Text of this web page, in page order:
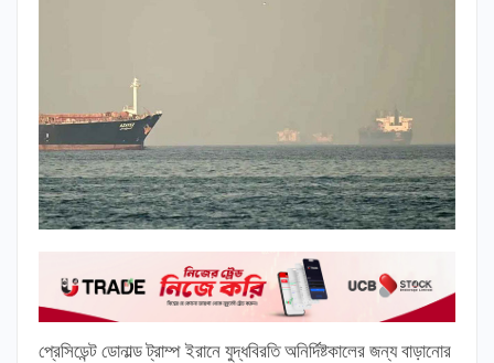
প্রেসিডেন্ট ডোনাল্ড ট্রাম্প ইরানে যুদ্ধবিরতি অনির্দিষ্টকালের জন্য বাড়ানোর